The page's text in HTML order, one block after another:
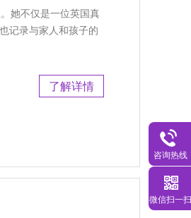
她不仅是一位英国真
记录与家人和孩子的
了解详情
咨询热线
微信扫一扫